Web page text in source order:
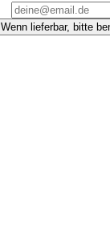
Wenn lieferbar, bitte